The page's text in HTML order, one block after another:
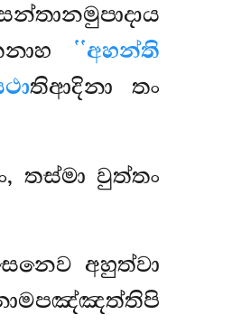
‘‘අහන්ති
තිආදිනා තං
තස්මා වුත්තං
අහුත්වා